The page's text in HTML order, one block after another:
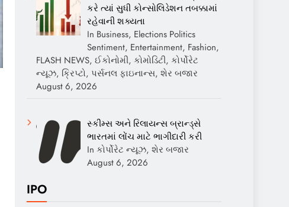
કરે ત્યાં સુધી કોન્સોલિડેશન તબક્કામાં
રહેવાની શક્યતા
In Business, Elections Politics
Sentiment, Entertainment, Fashion,
FLASH NEWS, ઈકોનોમી, કોમોડિટી, કોર્પોરેટ
ન્યૂઝ, ક્રિપ્ટો, પર્સનલ ફાઇનાન્સ, શેર બજાર
August 6, 2026
સ્કીમ્સ અને રિલાયન્સ બ્રાન્ડ્સે
ભારતમાં લોંચ માટે ભાગીદારી કરી
In કોર્પોરેટ ન્યૂઝ, શેર બજાર
August 6, 2026
IPO